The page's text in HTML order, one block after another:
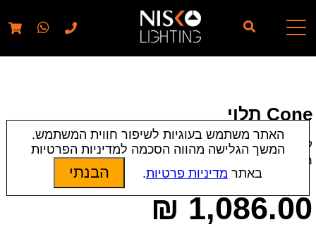
// elementor template for pages - should also ignore woo
pages!!
Cone תלוי
קטגוריות:חדשים|מנורות תלייה|תאורת פנים
מק״ט:
22115 | 22114
1,086.00
₪
האתר משתמש בעוגיות לשיפור חווית המשתמש.
המשך הגלישה מהווה הסכמה למדיניות הפרטיות
באתר מדיניות פרטיות. הבנתי